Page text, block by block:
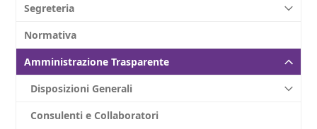
Segreteria
Normativa
Amministrazione Trasparente
Disposizioni Generali
Consulenti e Collaboratori